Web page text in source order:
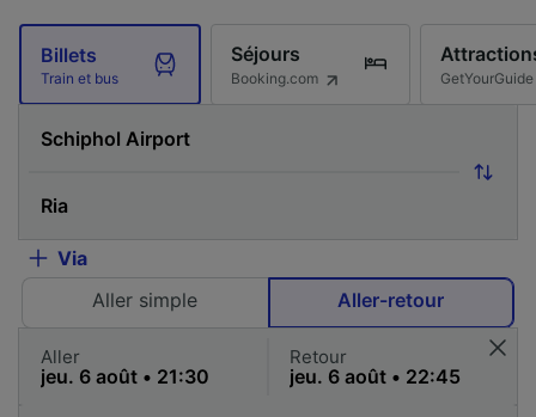
Billets
Train et bus
Séjours
Booking.com GetYourGuide
Via
Aller simple
Aller-retour
Aller Retour